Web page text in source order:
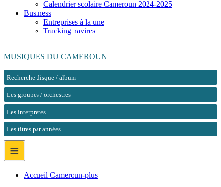
Calendrier scolaire Cameroun 2024-2025
Business
Entreprises à la une
Tracking navires
MUSIQUES DU CAMEROUN
Recherche disque / album
Les groupes / orchestres
Les interprètes
Les titres par années
≡
Accueil Cameroun-plus